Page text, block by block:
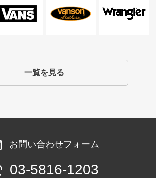
一覧を見る
お問い合わせフォーム
03-5816-1203